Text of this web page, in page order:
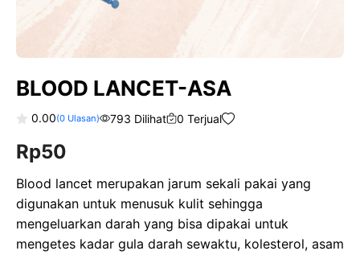
BLOOD LANCET-ASA
o
u
o
f
5
0.00(0Ulasan) 793 Dilihat 0 Terjual
Rp50
Blood lancet merupakan jarum sekali pakai yang
digunakan untuk menusuk kulit sehingga
mengeluarkan darah yang bisa dipakai untuk
mengetes kadar gula darah sewaktu, kolesterol, asam